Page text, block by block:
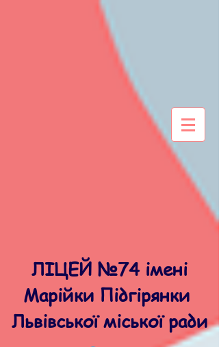
ЛІЦЕЙ №74 імені
Марійки Підгірянки
Львівської міської ради